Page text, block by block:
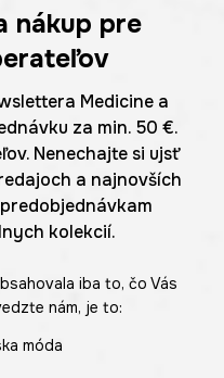
nákup pre
Medicine a
za min. 50 €.
Nenechajte si ujsť
a najnovších
kolekcií.
iba to, čo Vás
nám, je to:
móda